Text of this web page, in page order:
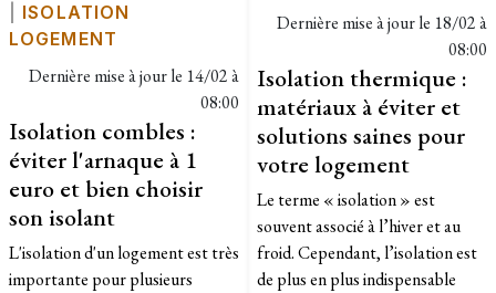
ISOLATION
LOGEMENT
Dernière mise à jour le 14/02 à
08:00
Isolation combles :
éviter l'arnaque à 1
euro et bien choisir
son isolant
L'isolation d'un logement est très
importante pour plusieurs
Dernière mise à jour le 18/02 à
08:00
Isolation thermique :
matériaux à éviter et
solutions saines pour
votre logement
Le terme « isolation » est
souvent associé à l’hiver et au
froid. Cependant, l’isolation est
de plus en plus indispensable